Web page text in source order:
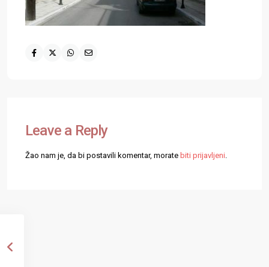
Leave a Reply
Žao nam je, da bi postavili komentar, morate biti prijavljeni.